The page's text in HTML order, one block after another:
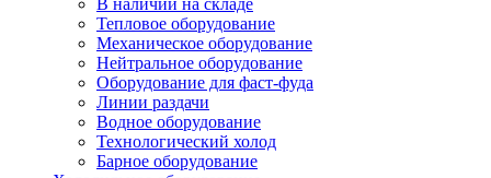
В наличии на складе
Тепловое оборудование
Механическое оборудование
Нейтральное оборудование
Оборудование для фаст-фуда
Линии раздачи
Водное оборудование
Технологический холод
Барное оборудование